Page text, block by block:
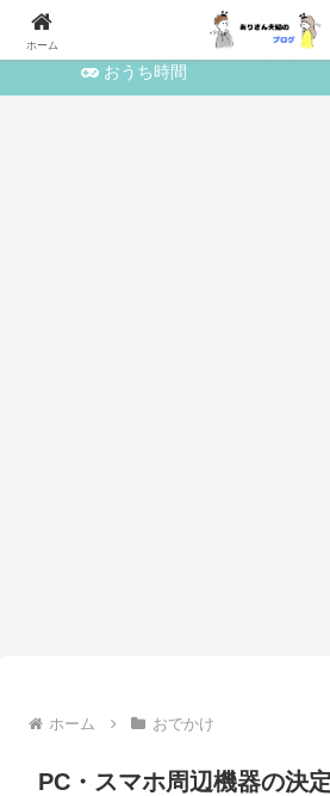
おうち時間
ホーム おでかけ
PC・スマホ周辺機器の決
ホーム